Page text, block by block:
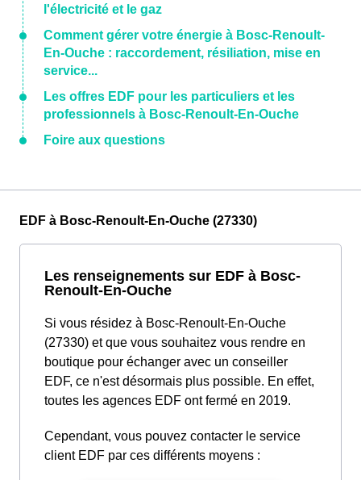
l'électricité et le gaz
Comment gérer votre énergie à Bosc-Renoult-
En-Ouche : raccordement, résiliation, mise en
service...
Les offres EDF pour les particuliers et les
professionnels à Bosc-Renoult-En-Ouche
Foire aux questions
EDF à Bosc-Renoult-En-Ouche (27330)
Les renseignements sur EDF à Bosc-
Renoult-En-Ouche
Si vous résidez à Bosc-Renoult-En-Ouche
(27330) et que vous souhaitez vous rendre en
boutique pour échanger avec un conseiller
EDF, ce n'est désormais plus possible. En effet,
toutes les agences EDF ont fermé en 2019.
Cependant, vous pouvez contacter le service
client EDF par ces différents moyens :